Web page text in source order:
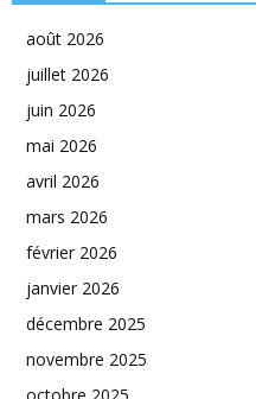
août 2026
juillet 2026
juin 2026
mai 2026
avril 2026
mars 2026
février 2026
janvier 2026
décembre 2025
novembre 2025